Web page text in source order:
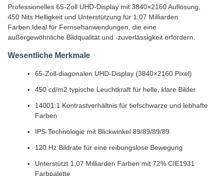
Professionelles 65-Zoll UHD-Display mit 3840×2160 Auflösung,
450 Nits Helligkeit und Unterstützung für 1,07 Milliarden
Farben.Ideal für Fernsehanwendungen, die eine
außergewöhnliche Bildqualität und -zuverlässigkeit erfordern.
Wesentliche Merkmale
65-Zoll-diagonalen UHD-Display (3840×2160 Pixel)
450 cd/m2 typische Leuchtkraft für helle, klare Bilder
14001:1 Kontrastverhältnis für tiefschwarze und lebhafte
Farben
IPS-Technologie mit Blickwinkel 89/89/89/89
120 Hz Bildrate für eine reibungslose Bewegung
Unterstützt 1,07 Milliarden Farben mit 72% CIE1931
Farbpalette